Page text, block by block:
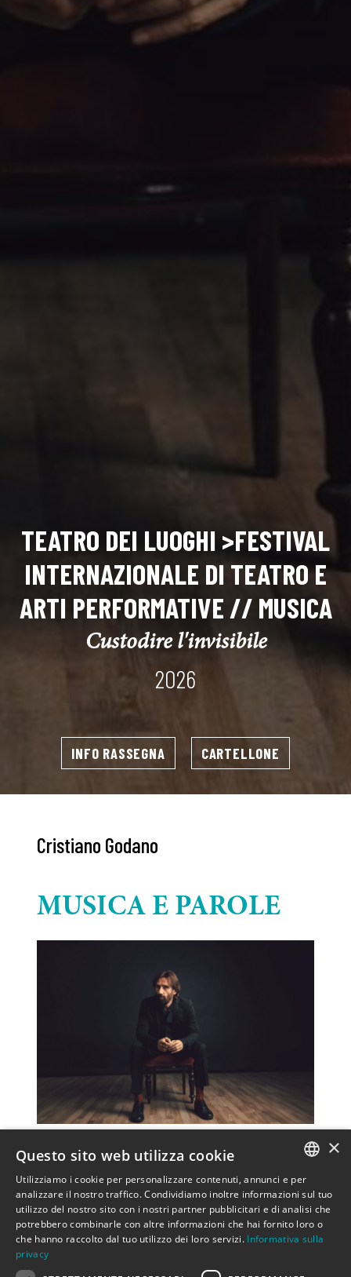
TEATRO DEI LUOGHI >FESTIVAL
INTERNAZIONALE DI TEATRO E
ARTI PERFORMATIVE // MUSICA
Custodire l'invisibile
2026
INFO RASSEGNA CARTELLONE
Cristiano Godano
MUSICA E PAROLE
Voce dei Marlene Kuntz e autore solista,
Cristiano Godano intreccia canzoni, racconti e
riflessioni in forma intima e spiazzante. Un
viaggio emotivo tra musica dal vivo, parole,
poesia, memoria e presente. Un dialogo diretto
ITALIAN
ENGLISH
×
Questo sito web utilizza cookie
Utilizziamo i cookie per personalizzare contenuti, annunci e per
analizzare il nostro traffico. Condividiamo inoltre informazioni sul tuo
utilizzo del nostro sito con i nostri partner pubblicitari e di analisi che
potrebbero combinarle con altre informazioni che hai fornito loro o
che hanno raccolto dal tuo utilizzo dei loro servizi. Informativa sulla
privacy